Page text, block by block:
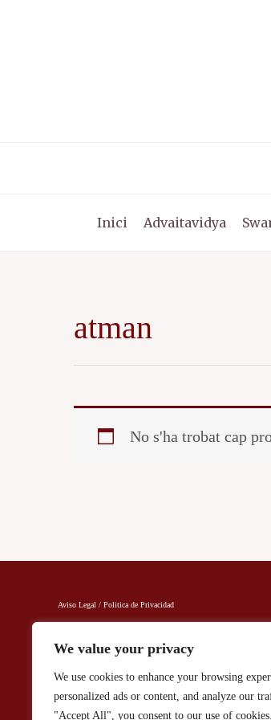
We value your privacy
We use cookies to enhance your browsing
personalized ads or content, and analyze our
"Accept All", you consent to our use of cookies.
Inici Advaitavidya
atman
No s'ha trobat cap
Aviso Legal / Politica de Privacidad